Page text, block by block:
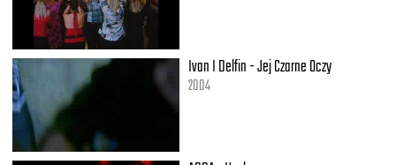
Ignite the light
And let it shine
Just own the night
Like the Fourth of July
'Cause baby, you're a firework
Come on show them what you're worth
Make them go, "Oh, oh, oh"
Ivan I Delfin - Jej Czarne Oczy
2004